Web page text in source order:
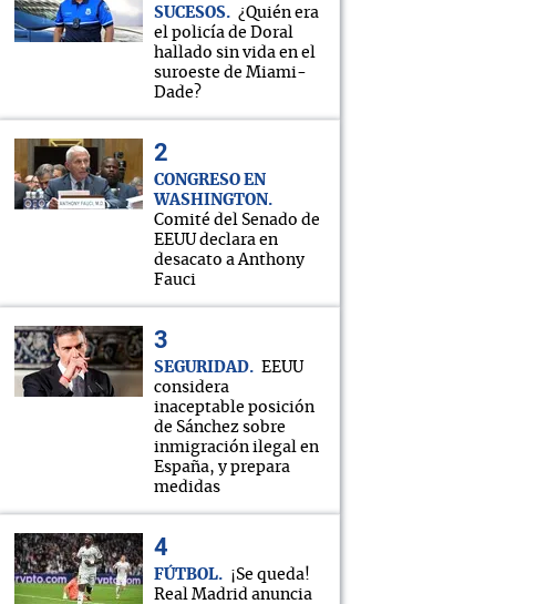
SUCESOS
¿Quién era
el policía de Doral
hallado sin vida en el
suroeste de Miami-
Dade?
CONGRESO EN
WASHINGTON
Comité del Senado de
EEUU declara en
desacato a Anthony
Fauci
SEGURIDAD
EEUU
considera
inaceptable posición
de Sánchez sobre
inmigración ilegal en
España, y prepara
medidas
FÚTBOL
¡Se queda!
Real Madrid anuncia